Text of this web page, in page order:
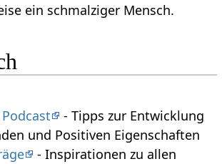
ein schmalziger Mensch.
- Tipps zur Entwicklung
und Positiven Eigenschaften
- Inspirationen zu allen